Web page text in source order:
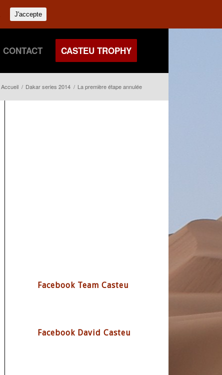
CONTACT CASTEU TROPHY
Accueil / Dakar series 2014 / La première étape annulée
Facebook Team Casteu
Facebook David Casteu
J'accepte